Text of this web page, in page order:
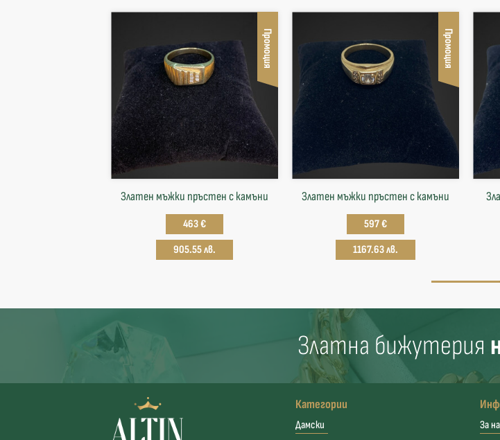
Промоция
Златен мъжки пръстен с камъни
463 €
905.55 лв.
Промоция
Златен мъжки пръстен с камъни
597 €
1167.63 лв.
Златна бижутерия
Категории
Дамски
За